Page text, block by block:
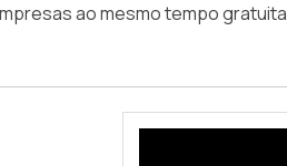
ao mesmo tempo